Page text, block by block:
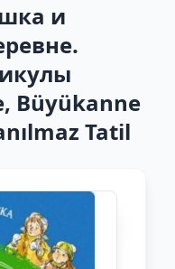
и
Büyükanne
Tatil